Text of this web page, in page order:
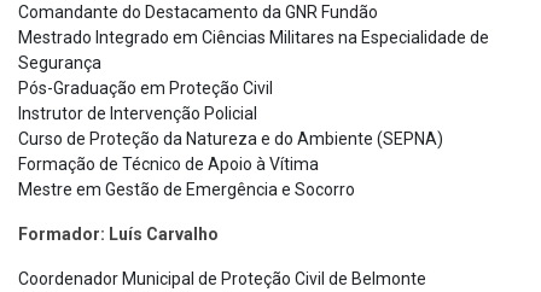
Comandante do Destacamento da GNR Fundão
Mestrado Integrado em Ciências Militares na Especialidade de
Segurança
Pós-Graduação em Proteção Civil
Instrutor de Intervenção Policial
Curso de Proteção da Natureza e do Ambiente (SEPNA)
Formação de Técnico de Apoio à Vítima
Mestre em Gestão de Emergência e Socorro
Formador: Luís Carvalho
Coordenador Municipal de Proteção Civil de Belmonte